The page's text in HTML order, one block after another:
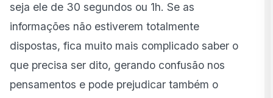
seja ele de 30 segundos ou 1h. Se as
informações não estiverem totalmente
dispostas, fica muito mais complicado saber o
que precisa ser dito, gerando confusão nos
pensamentos e pode prejudicar também o